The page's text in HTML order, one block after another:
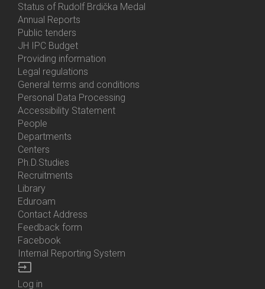
Status of Rudolf Brdička Medal
Bottom
Menu
About
Us
Annual Reports
Public tenders
JH IPC Budget
Providing information
Legal regulations
General terms and conditions
Personal Data Processing
Accessibility Statement
Bottom
Menu
Contacts
People
Departments
Centers
Ph.D.Studies
Recruitments
Library
Eduroam
Contact Address
Feedback form
Facebook
Internal Reporting System
input
Log in